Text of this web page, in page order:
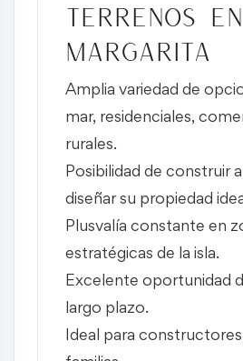
terrenos
Margarita
Amplia variedad de
mar, residenciales,
rurales.
Posibilidad de construir
diseñar su propiedad
Plusvalía constante en
estratégicas de la isla.
Excelente oportunidad
largo plazo.
Ideal para